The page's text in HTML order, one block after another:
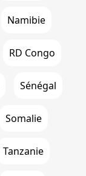
Namibie
RD Congo
Sénégal
Somalie
Tanzanie